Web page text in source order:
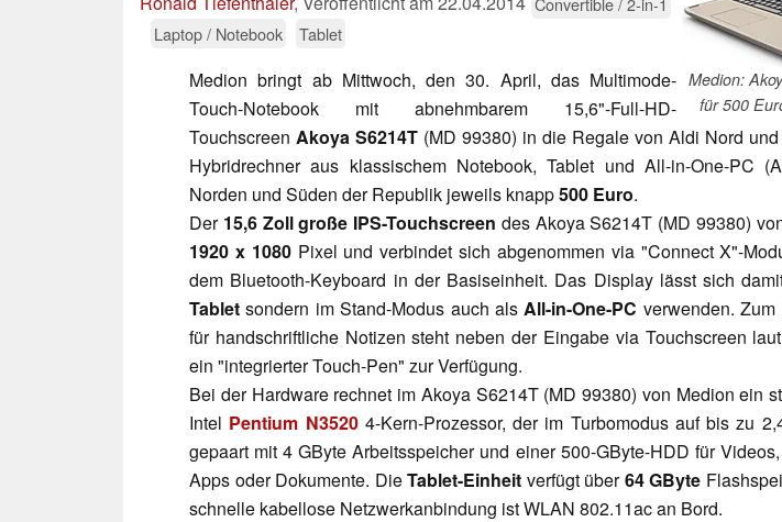
Medion:
für 500
Laptop / Notebook
Tablet
Medion bringt ab Mittwoch, den 30. April, das Multimode-
Touch-Notebook mit abnehmbarem 15,6"-Full-HD-
Touchscreen Akoya S6214T (MD 99380) in die Regale von Aldi Nord
Hybridrechner aus klassischem Notebook, Tablet und All-in-One-PC
Norden und Süden der Republik jeweils knapp500 Euro.
Der 15,6 Zoll große IPS-Touchscreen des Akoya S6214T (MD 99380)
1920 x 1080 Pixel und verbindet sich abgenommen via "Connect X"-
dem Bluetooth-Keyboard in der Basiseinheit. Das Display lässt sich
Tablet sondern im Stand-Modus auch alsAll-in-One-PC verwenden.
für handschriftliche Notizen steht neben der Eingabe via Touchscreen
ein "integrierter Touch-Pen" zur Verfügung.
Bei der Hardware rechnet im Akoya S6214T (MD 99380) von Medion ein
Intel Pentium N35204-Kern-Prozessor, der im Turbomodus auf bis zu
gepaart mit 4 GByte Arbeitsspeicher und einer 500-GByte-HDD für
Apps oder Dokumente. DieTablet-Einheit verfügt über64 GByte
schnelle kabellose Netzwerkanbindung ist WLAN 802.11ac an Bord.